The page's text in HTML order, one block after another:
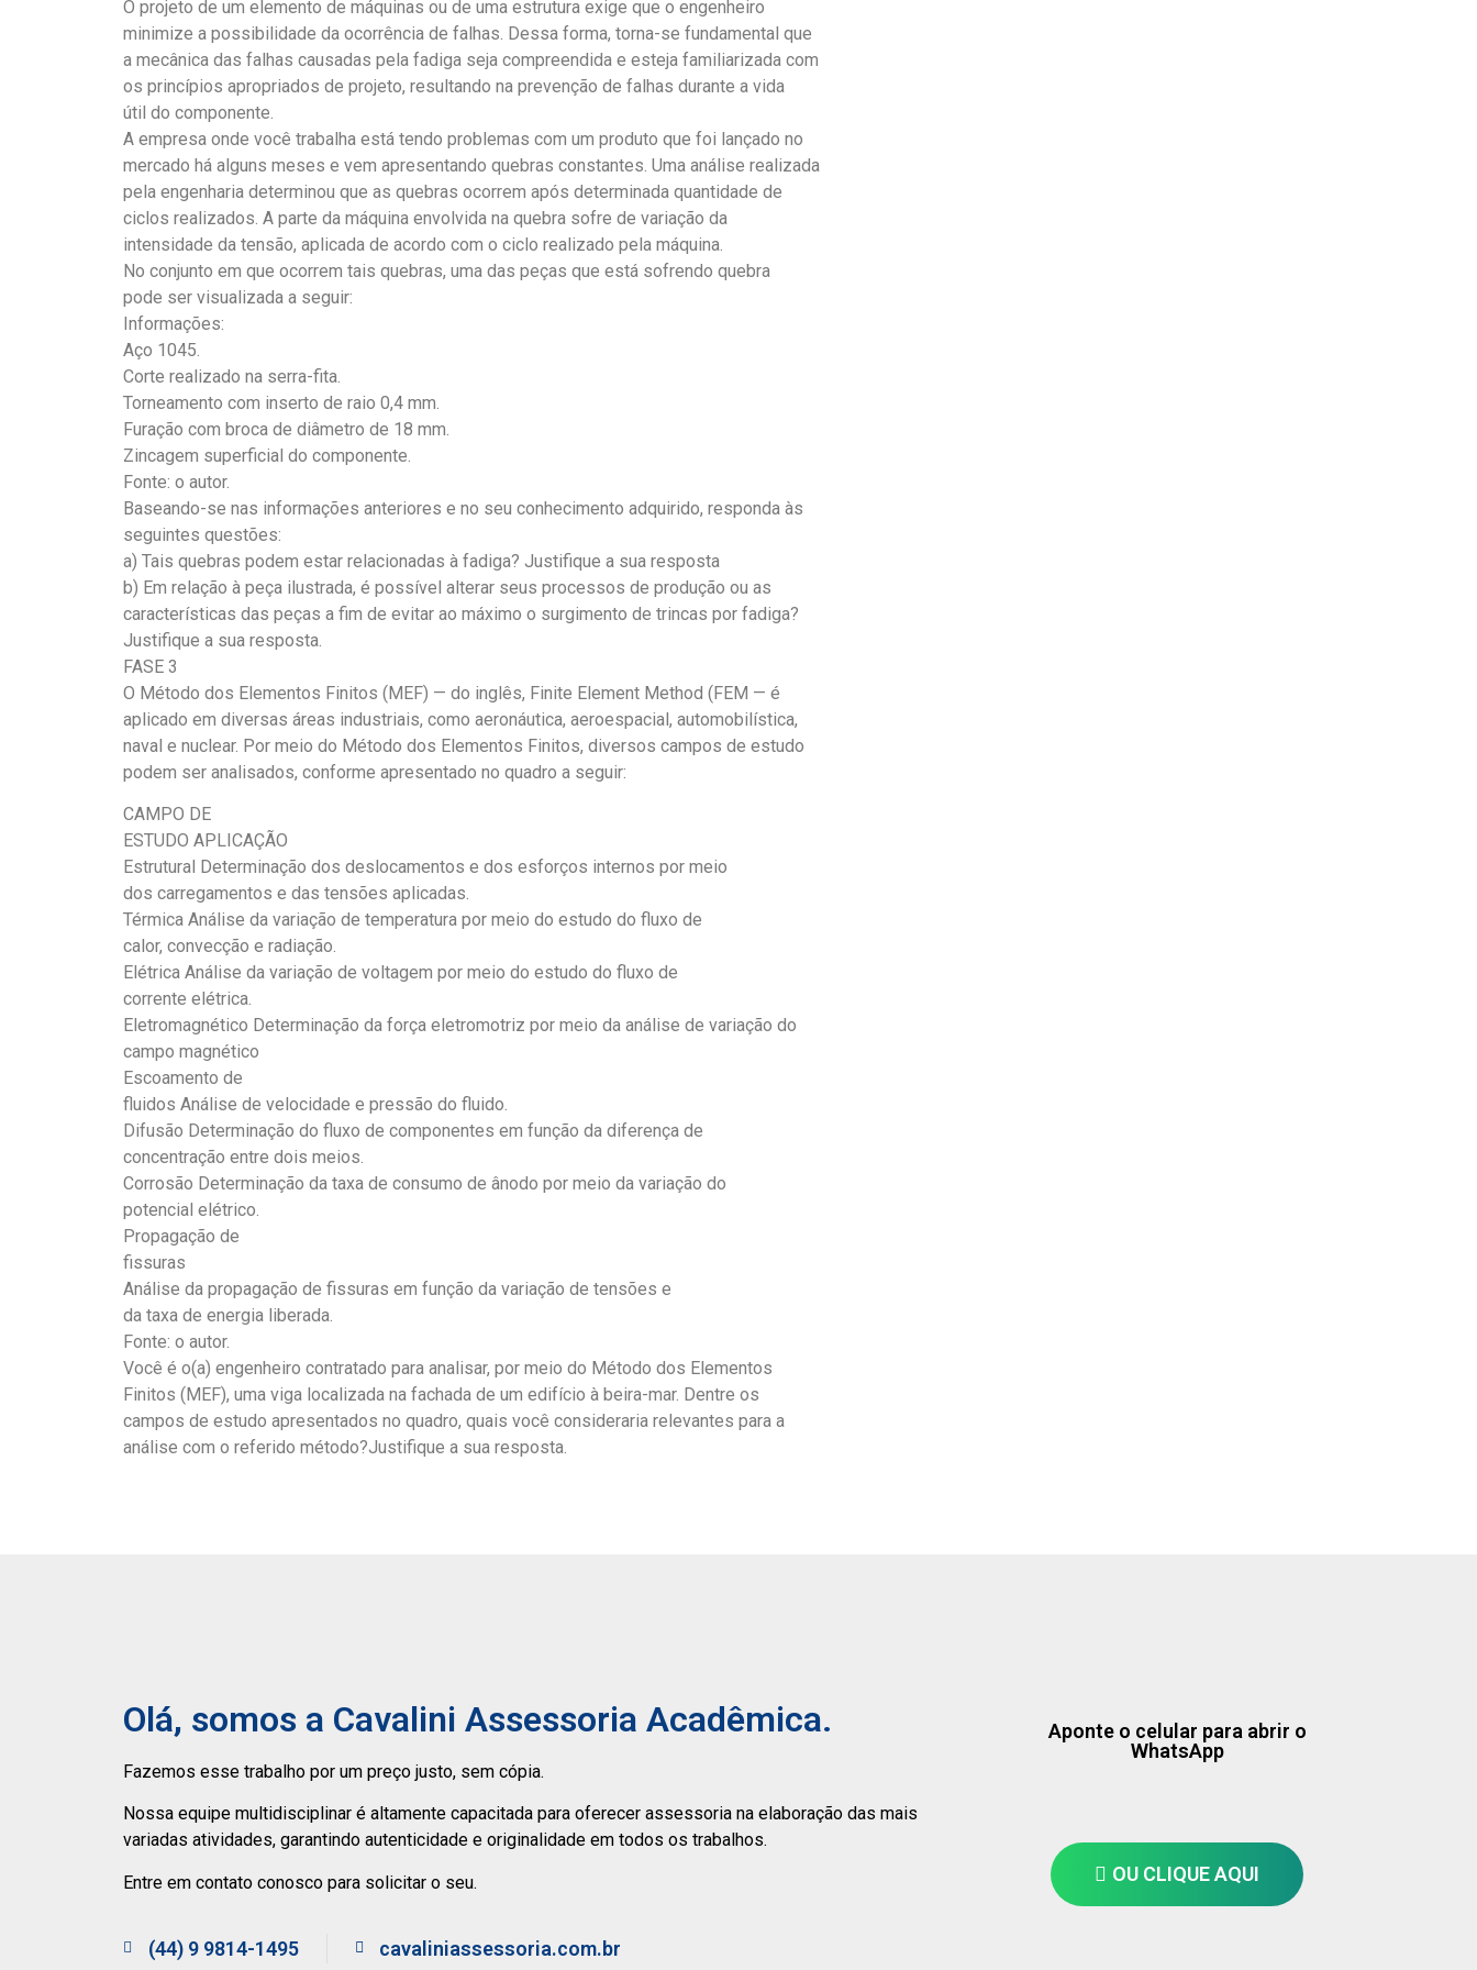
O projeto de um elemento de máquinas ou de uma estrutura exige que o engenheiro
minimize a possibilidade da ocorrência de falhas. Dessa forma, torna-se fundamental que
a mecânica das falhas causadas pela fadiga seja compreendida e esteja familiarizada com
os princípios apropriados de projeto, resultando na prevenção de falhas durante a vida
útil do componente.
A empresa onde você trabalha está tendo problemas com um produto que foi lançado no
mercado há alguns meses e vem apresentando quebras constantes. Uma análise realizada
pela engenharia determinou que as quebras ocorrem após determinada quantidade de
ciclos realizados. A parte da máquina envolvida na quebra sofre de variação da
intensidade da tensão, aplicada de acordo com o ciclo realizado pela máquina.
No conjunto em que ocorrem tais quebras, uma das peças que está sofrendo quebra
pode ser visualizada a seguir:
Informações:
Aço 1045.
Corte realizado na serra-fita.
Torneamento com inserto de raio 0,4 mm.
Furação com broca de diâmetro de 18 mm.
Zincagem superficial do componente.
Fonte: o autor.
Baseando-se nas informações anteriores e no seu conhecimento adquirido, responda às
seguintes questões:
a) Tais quebras podem estar relacionadas à fadiga? Justifique a sua resposta
b) Em relação à peça ilustrada, é possível alterar seus processos de produção ou as
características das peças a fim de evitar ao máximo o surgimento de trincas por fadiga?
Justifique a sua resposta.
FASE 3
O Método dos Elementos Finitos (MEF) — do inglês, Finite Element Method (FEM — é
aplicado em diversas áreas industriais, como aeronáutica, aeroespacial, automobilística,
naval e nuclear. Por meio do Método dos Elementos Finitos, diversos campos de estudo
podem ser analisados, conforme apresentado no quadro a seguir:
CAMPO DE
ESTUDO APLICAÇÃO
Estrutural Determinação dos deslocamentos e dos esforços internos por meio
dos carregamentos e das tensões aplicadas.
Térmica Análise da variação de temperatura por meio do estudo do fluxo de
calor, convecção e radiação.
Elétrica Análise da variação de voltagem por meio do estudo do fluxo de
corrente elétrica.
Eletromagnético Determinação da força eletromotriz por meio da análise de variação do
campo magnético
Escoamento de
fluidos Análise de velocidade e pressão do fluido.
Difusão Determinação do fluxo de componentes em função da diferença de
concentração entre dois meios.
Corrosão Determinação da taxa de consumo de ânodo por meio da variação do
potencial elétrico.
Propagação de
fissuras
Análise da propagação de fissuras em função da variação de tensões e
da taxa de energia liberada.
Fonte: o autor.
Você é o(a) engenheiro contratado para analisar, por meio do Método dos Elementos
Finitos (MEF), uma viga localizada na fachada de um edifício à beira-mar. Dentre os
campos de estudo apresentados no quadro, quais você consideraria relevantes para a
análise com o referido método?Justifique a sua resposta.
Olá, somos a Cavalini Assessoria Acadêmica.
Fazemos esse trabalho por um preço justo, sem cópia.
Nossa equipe multidisciplinar é altamente capacitada para oferecer assessoria na elaboração das mais
variadas atividades, garantindo autenticidade e originalidade em todos os trabalhos.
Entre em contato conosco para solicitar o seu.
(44) 9 9814-1495 cavaliniassessoria.com.br
Aponte o celular para abrir o
WhatsApp
OU CLIQUE AQUI